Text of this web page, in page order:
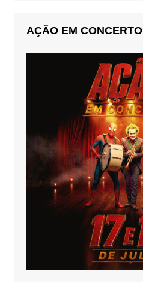
AÇÃO EM CONCERTO